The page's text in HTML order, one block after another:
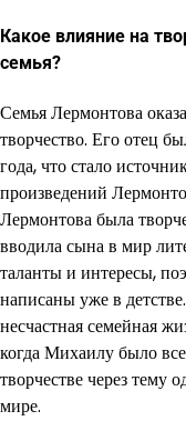
Какое влияние на
семья?
Семья Лермонтова
творчество. Его отец
года, что стало
произведений
Лермонтова была
вводила сына в мир
таланты и интересы,
написаны уже в
несчастная семейная
когда Михаилу было
творчестве через тему
мире.